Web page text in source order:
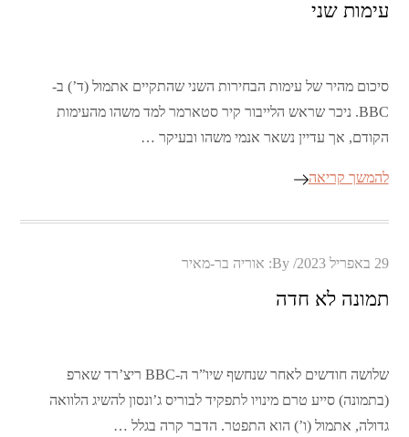
עימות שני
סיכום מהיר של עימות הבחירות השני שהתקיים אתמול (ד’) ב-
BBC. ניכר שראש הלייבור קיר סטארמר למד משהו מהעימות
הקודם, אך עדיין נשאר אנמי משהו ובעיקר …
להמשך קריאה
Posted
29 באפריל 2023 By: אוריה בר-מאיר
תמונה לא חדה
שלושה חודשים לאחר שנחשף שיו”ר ה-BBC ריצ’רד שארפ
(בתמונה) סייע טרם מינויו לתפקיד לבוריס ג’ונסון להשיג הלוואה
גדולה, אתמול (ו’) הוא התפטר. הדבר קרה בגלל …